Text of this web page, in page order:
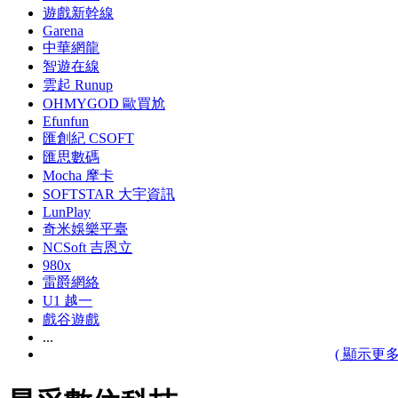
遊戲新幹線
Garena
中華網龍
智遊在線
雲起 Runup
OHMYGOD 歐買尬
Efunfun
匯創紀 CSOFT
匯思數碼
Mocha 摩卡
SOFTSTAR 大宇資訊
LunPlay
奇米娛樂平臺
NCSoft 吉恩立
980x
雷爵網絡
U1 越一
戲谷遊戲
...
( 顯示更